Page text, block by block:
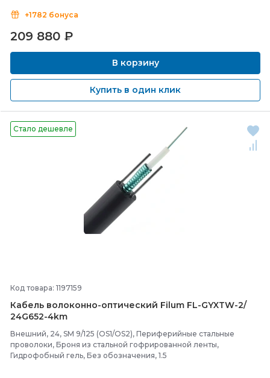
+1782 бонуса
209 880 ₽
В корзину
Купить в один клик
Стало дешевле
Код товара: 1197159
Кабель волоконно-оптический Filum FL-GYXTW-2/
24G652-4km
Внешний, 24, SM 9/125 (OS1/OS2), Периферийные стальные
проволоки, Броня из стальной гофрированной ленты,
Гидрофобный гель, Без обозначения, 1.5